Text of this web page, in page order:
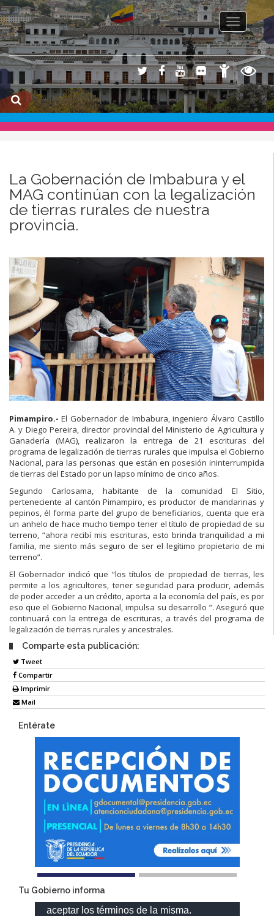
Toggle
La Gobernación de Imbabura y el
MAG continúan con la legalización
de tierras rurales de nuestra
provincia.
Pimampiro.- El Gobernador de Imbabura, ingeniero Álvaro Castillo
A. y Diego Pereira, director provincial del Ministerio de Agricultura y
Ganadería (MAG), realizaron la entrega de 21 escrituras del
programa de legalización de tierras rurales que impulsa el Gobierno
Nacional, para las personas que están en posesión ininterrumpida
de tierras del Estado por un lapso mínimo de cinco años.
Segundo Carlosama, habitante de la comunidad El Sitio,
perteneciente al cantón Pimampiro, es productor de mandarinas y
pepinos, él forma parte del grupo de beneficiarios, cuenta que era
un anhelo de hace mucho tiempo tener el título de propiedad de su
terreno, “ahora recibí mis escrituras, esto brinda tranquilidad a mi
familia, me siento más seguro de ser el legítimo propietario de mi
terreno”.
El Gobernador indicó que “los títulos de propiedad de tierras, les
permite a los agricultores, tener seguridad para producir, además
de poder acceder a un crédito, aporta a la economía del país, es por
eso que el Gobierno Nacional, impulsa su desarrollo ”. Aseguró que
continuará con la entrega de escrituras, a través del programa de
legalización de tierras rurales y ancestrales.
Comparte esta publicación:
Tweet
Compartir
Imprimir
Mail
Entérate
Tu Gobierno informa